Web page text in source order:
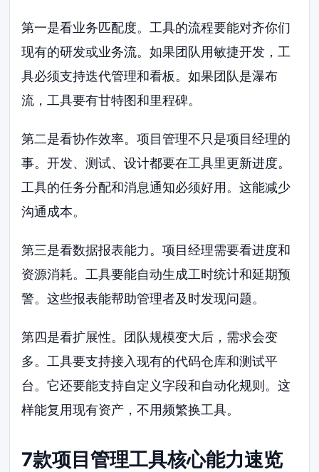
第一是看业务匹配度。工具的流程要能对齐你们
现有的研发或业务流。如果团队用敏捷开发，工
具必须支持迭代管理和看板。如果团队是瀑布
流，工具要有甘特图和里程碑。
第二是看协作效率。项目管理不只是项目经理的
事。开发、测试、设计都要在工具里更新进度。
工具的任务分配和消息通知必须好用。这能减少
沟通成本。
第三是看数据报表能力。项目经理需要看进度和
资源消耗。工具要能自动生成工时统计和延期预
警。这些报表能帮助管理者及时发现问题。
第四是看扩展性。团队规模变大后，需求会变
多。工具要支持接入现有的代码仓库和测试平
台。它还要能支持自定义字段和自动化规则。这
样能复用现有资产，不用频繁换工具。
7款项目管理工具核心能力速览